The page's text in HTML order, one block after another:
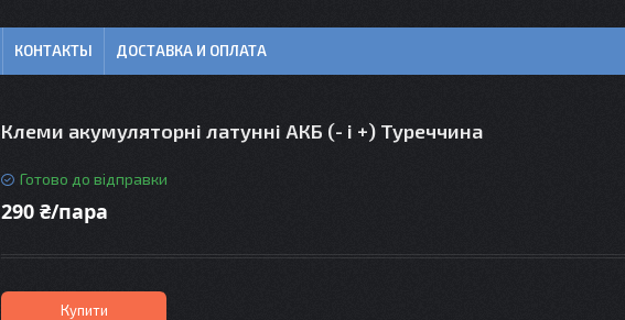
КОНТАКТЫ ДОСТАВКА И ОПЛАТА
Клеми акумуляторні латунні АКБ (- і +) Туреччина
Готово до відправки
290 ₴/пара
Купити